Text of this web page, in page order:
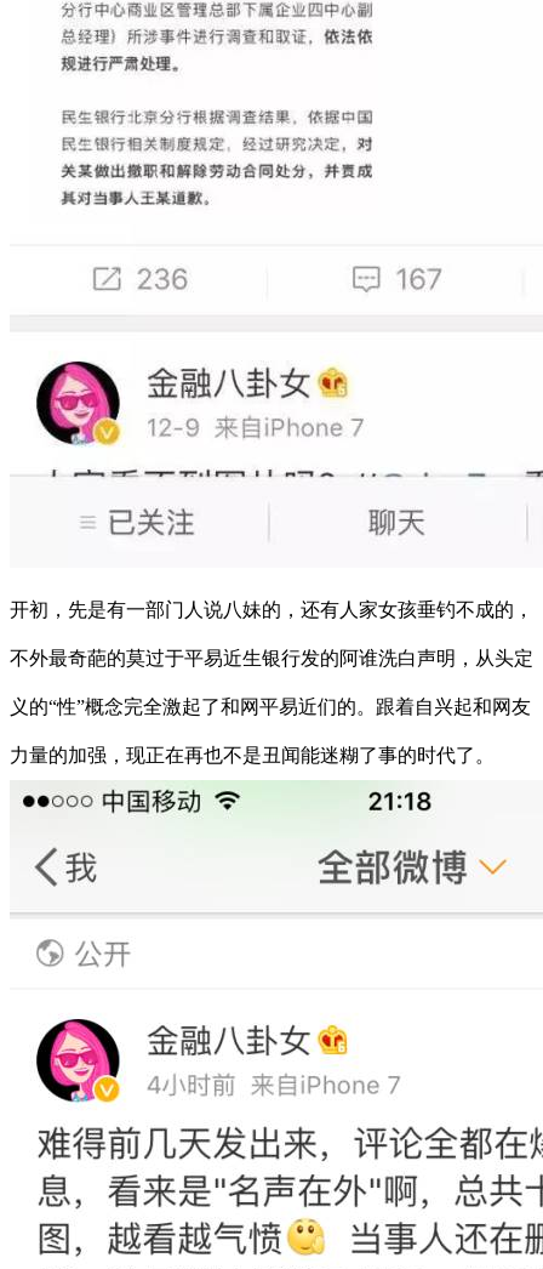
开初，先是有一部门人说八妹的，还有人家女孩垂钓不成的，
不外最奇葩的莫过于平易近生银行发的阿谁洗白声明，从头定
义的“性”概念完全激起了和网平易近们的。跟着自兴起和网友
力量的加强，现正在再也不是丑闻能迷糊了事的时代了。